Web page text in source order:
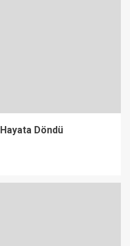
Döndü